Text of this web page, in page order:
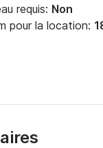
requis: Non
pour la location: